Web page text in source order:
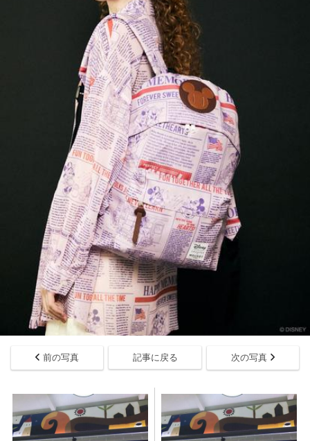
前の写真 記事に戻る 次の写真